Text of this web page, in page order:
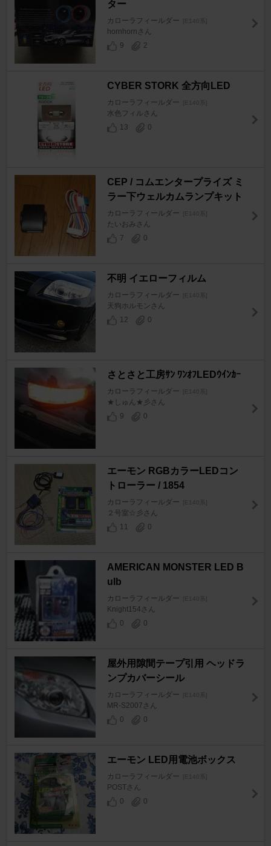
ター
カローラフィールダー
hornhornさん
9
2
CYBER STORK 全方向LED
カローラフィールダー
水色フィルさん
13
0
CEP / コムエンタープライズ ミ
ラー下ウェルカムランプキット
カローラフィールダー
たいおみさん
7
0
不明 イエローフィルム
カローラフィールダー
天狗ホルモンさん
12
0
さとさと工房ｻﾝ ﾜﾝｵﾌLEDｳｲﾝｶｰ
カローラフィールダー
★しゅん★彡さん
9
0
エーモン RGBカラーLEDコン
トローラー / 1854
カローラフィールダー
２号室☆彡さん
11
0
AMERICAN MONSTER LED B
ulb
カローラフィールダー
Knight154さん
0
0
屋外用隙間テープ引用 ヘッドラ
ンプカバーシール
カローラフィールダー
MR-S2007さん
0
0
エーモン LED用電池ボックス
カローラフィールダー
POSTさん
0
0